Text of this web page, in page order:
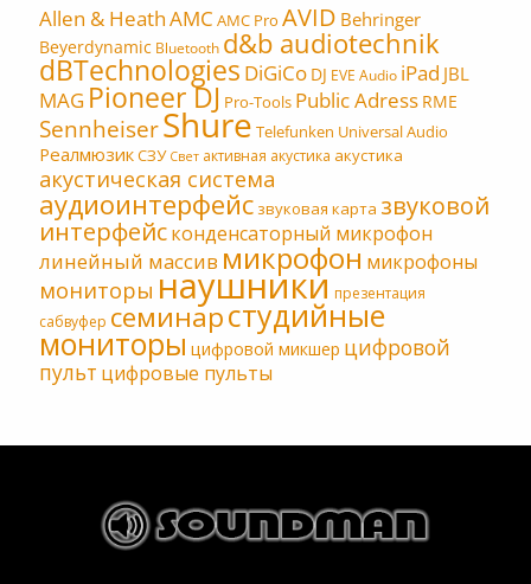
Allen & HeathAMC AMC Pro AVID Behringer
Beyerdynamic Bluetooth d&b audiotechnik
dBTechnologies DiGiCo DJ EVE Audio iPad JBL
MAG Pioneer DJ Pro-Tools Public Adress RME
SennheiserShure Telefunken Universal Audio
РеалмюзикСЗУ Свет активная акустика акустика
акустическая система
аудиоинтерфейс звуковая карта звуковой
интерфейсконденсаторный микрофон
линейный массив микрофон микрофоны
мониторы наушники презентация
сабвуфер семинарстудийные
мониторы цифровой микшер цифровой
пульт цифровые пульты